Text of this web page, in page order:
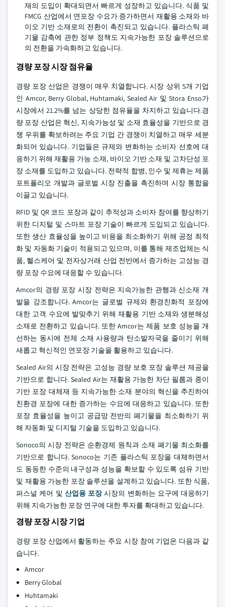
재의 도입이 확대되면서 빠르게 성장하고 있습니다. 식품 및
FMCG 산업에서 연포장 수요가 증가하면서 재활용 소재와 바
이오 기반 소재로의 전환이 촉진되고 있습니다. 플라스틱 폐
기물 감축에 관한 정부 정책도 지속가능한 포장 솔루션으로
의 전환을 가속화하고 있습니다.
경량 포장 시장 점유율
경량 포장 산업은 경쟁이 매우 치열합니다. 시장 상위 5개 기업
인 Amcor, Berry Global, Huhtamaki, Sealed Air 및 Stora Enso가
시장에서 21.2%를 넘는 상당한 점유율을 차지하고 있습니다.경
량 포장 산업은 혁신, 지속가능성 및 소재 효율성을 기반으로 경
쟁 우위를 확보하려는 주요 기업 간 경쟁이 치열하고 매우 세분
화되어 있습니다. 기업들은 규제와 변화하는 소비자 선호에 대
응하기 위해 재활용 가능 소재, 바이오 기반 소재 및 고차단성 포
장 소재를 도입하고 있습니다. 전략적 합병, 인수 및 제휴는 제품
포트폴리오 개발과 글로벌 시장 진출을 촉진하며 시장 통합을
이끌고 있습니다.
RFID 및 QR 코드 포장과 같이 추적성과 소비자 참여를 향상하기
위한 디지털 및 스마트 포장 기술이 빠르게 도입되고 있습니다.
또한 생산 효율성을 높이고 비용을 최소화하기 위해 공정 최적
화 및 자동화 기술이 적용되고 있으며, 이를 통해 제조업체는 식
품, 헬스케어 및 전자상거래 산업 전반에서 증가하는 고성능 경
량 포장 수요에 대응할 수 있습니다.
Amcor의 경량 포장 시장 전략은 지속가능한 관행과 신소재 개
발을 강조합니다. Amcor는 글로벌 규제와 환경친화적 포장에
대한 고객 수요에 발맞추기 위해 재활용 기반 소재와 생분해성
소재로 전환하고 있습니다. 또한 Amcor는 제품 보호 성능을 개
선하는 동시에 전체 소재 사용량과 탄소발자국을 줄이기 위해
새롭고 혁신적인 연포장 기술을 활용하고 있습니다.
Sealed Air의 시장 전략은 고성능 경량 보호 포장 솔루션 제공을
기반으로 합니다. Sealed Air는 재활용 가능한 차단 필름과 종이
기반 포장 대체재 등 지속가능한 소재 분야의 혁신을 추진하여
친환경 포장에 대한 증가하는 수요에 대응하고 있습니다. 또한
포장 효율성을 높이고 공급망 전반의 폐기물을 최소화하기 위
해 자동화 및 디지털 기술을 도입하고 있습니다.
Sonoco의 시장 전략은 순환경제 원칙과 소재 폐기물 최소화를
기반으로 합니다. Sonoco는 기존 플라스틱 포장을 대체하면서
도 동등한 수준의 내구성과 성능을 확보할 수 있도록 섬유 기반
및 재활용 가능한 포장 솔루션을 설계하고 있습니다. 또한 식품,
퍼스널 케어 및 산업용 포장시장의 변화하는 요구에 대응하기
위해 지속가능한 포장 연구에 대한 투자를 확대하고 있습니다.
경량 포장 시장 기업
경량 포장 산업에서 활동하는 주요 시장 참여 기업은 다음과 같
습니다.
Amcor
Berry Global
Huhtamaki